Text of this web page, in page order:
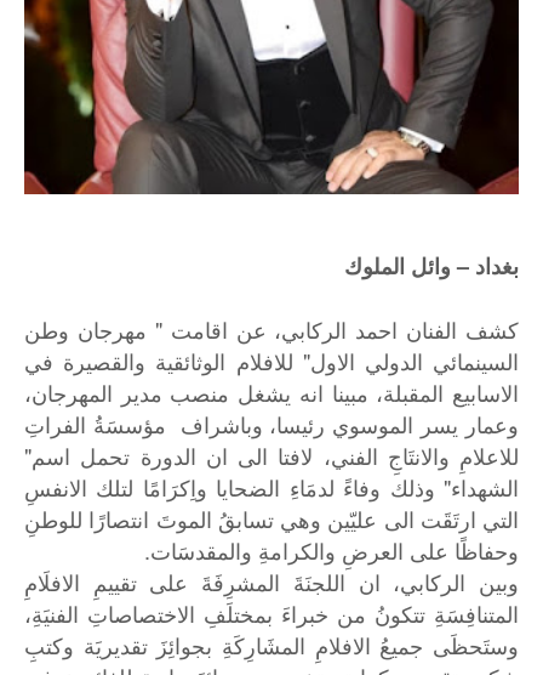
بغداد – وائل الملوك
كشف الفنان احمد الركابي، عن اقامت " مهرجان وطن
السينمائي الدولي الاول" للافلام الوثائقية والقصيرة في
الاسابيع المقبلة، مبينا انه يشغل منصب مدير المهرجان،
وعمار يسر الموسوي رئيسا، وباشراف مؤسسَةُ الفراتِ
للاعلامِ والانتَاجِ الفني، لافتا الى ان الدورة تحمل اسم"
الشهداء" وذلك وفاءً لدمَاءِ الضحايا واِكرَامًا لتلك الانفسِ
التي ارتَقَت الى عليّين وهي تسابقُ الموتَ انتصارًا للوطنِ
وحفاظًا على العرضِ والكرامةِ والمقدسَات.
وبين الركابي، ان اللجنَةَ المشرِفَةَ على تقييمِ الافلَامِ
المتنافِسَةِ تتكونُ من خبراءَ بمختلَفِ الاختصاصاتِ الفنيَةِ،
وستَحظَى جميعُ الافلامِ المشَارِكَةِ بجوائِزَ تقديريَة وكتبِ